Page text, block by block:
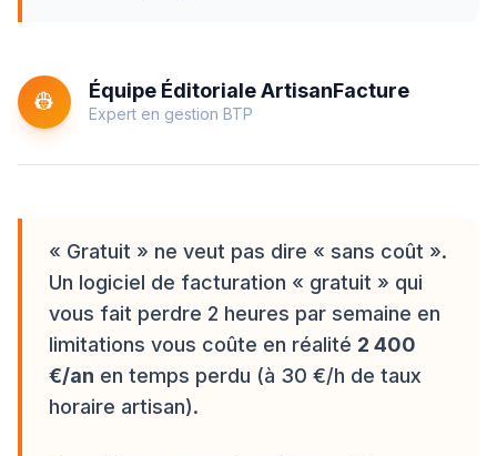
👷 Équipe Éditoriale ArtisanFacture
Expert en gestion BTP
« Gratuit » ne veut pas dire « sans coût ».
Un logiciel de facturation « gratuit » qui
vous fait perdre 2 heures par semaine en
limitations vous coûte en réalité 2 400
€/an en temps perdu (à 30 €/h de taux
horaire artisan).